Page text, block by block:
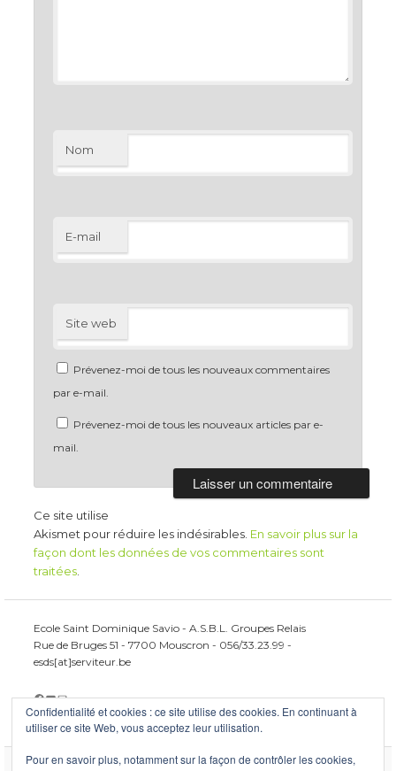
Nom
E-mail
Site web
Prévenez-moi de tous les nouveaux commentaires
par e-mail.
Prévenez-moi de tous les nouveaux articles par e-
mail.
Ce site utilise
Akismet pour réduire les indésirables. En savoir plus sur la
façon dont les données de vos commentaires sont
traitées.
Ecole Saint Dominique Savio - A.S.B.L. Groupes Relais
Rue de Bruges 51 - 7700 Mouscron - 056/33.23.99 -
esds[at]serviteur.be
Facebook
YouTube
E-mail
Confidentialité et cookies : ce site utilise des cookies. En continuant à
utiliser ce site Web, vous acceptez leur utilisation.
Pour en savoir plus, notamment sur la façon de contrôler les cookies,